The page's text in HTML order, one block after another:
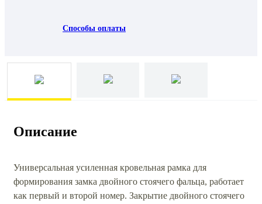
Способы оплаты
Описание
Универсальная усиленная кровельная рамка для
формирования замка двойного стоячего фальца, работает
как первый и второй номер. Закрытие двойного стоячего